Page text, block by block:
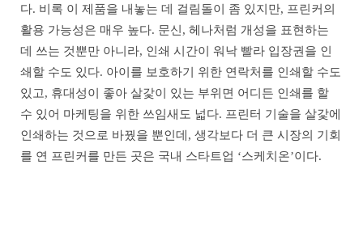
다. 비록 이 제품을 내놓는 데 걸림돌이 좀 있지만, 프린커의
활용 가능성은 매우 높다. 문신, 헤나처럼 개성을 표현하는
데 쓰는 것뿐만 아니라, 인쇄 시간이 워낙 빨라 입장권을 인
쇄할 수도 있다. 아이를 보호하기 위한 연락처를 인쇄할 수도
있고, 휴대성이 좋아 살갗이 있는 부위면 어디든 인쇄를 할
수 있어 마케팅을 위한 쓰임새도 넓다. 프린터 기술을 살갗에
인쇄하는 것으로 바꿨을 뿐인데, 생각보다 더 큰 시장의 기회
를 연 프린커를 만든 곳은 국내 스타트업 ‘스케치온’이다.